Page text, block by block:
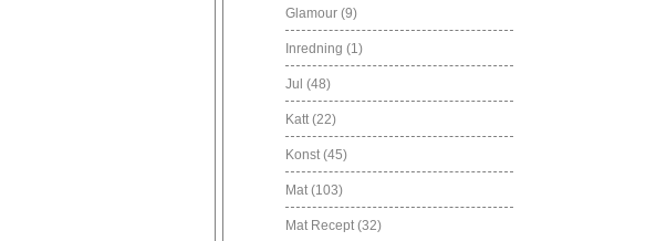
Glamour (9)
Inredning (1)
Jul (48)
Katt (22)
Konst (45)
Mat (103)
Mat Recept (32)